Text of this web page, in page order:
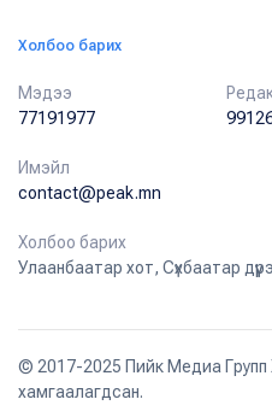
Холбоо барих
Мэдээ
77191977
Имэйл
contact@peak.mn
Холбоо барих
Улаанбаатар хот, Сүхбаатар
© 2017-2025 Пийк Медиа Групп
хамгаалагдсан.